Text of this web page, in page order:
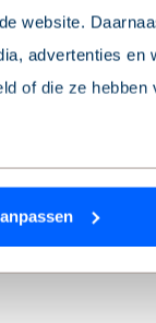
website.
advertenties
of die ze
kan op elk
ontvangen en